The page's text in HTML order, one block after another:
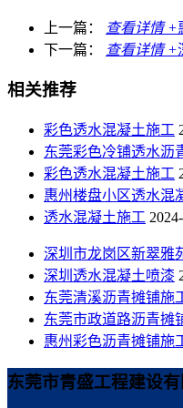
上一篇： 查看详情 +
下一篇：
查看详情 +
相关推荐
彩色透水混凝土施工
东莞彩色冷铺透水沥
彩色透水混凝土施工
惠州楼盘小区透水混
透水混凝土施工
深圳市龙岗区新翠雅
深圳透水混凝土喷漆
东莞清溪沥青摊铺施
东莞市政道路沥青摊
惠州彩色沥青摊铺施
东莞市青盛工程建设有